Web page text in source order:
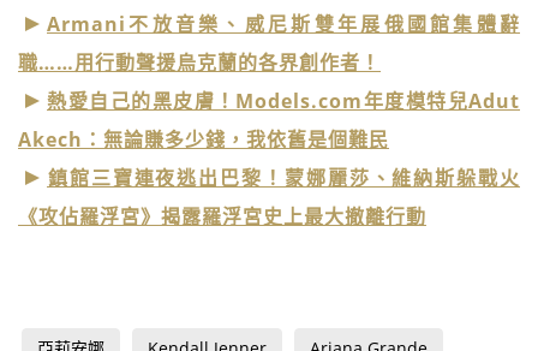
Armani不放音樂、威尼斯雙年展俄國館集體辭
職……用行動聲援烏克蘭的各界創作者！
熱愛自己的黑皮膚！Models.com年度模特兒Adut
Akech：無論賺多少錢，我依舊是個難民
鎮館三寶連夜逃出巴黎！蒙娜麗莎、維納斯躲戰火
《攻佔羅浮宮》揭露羅浮宮史上最大撤離行動